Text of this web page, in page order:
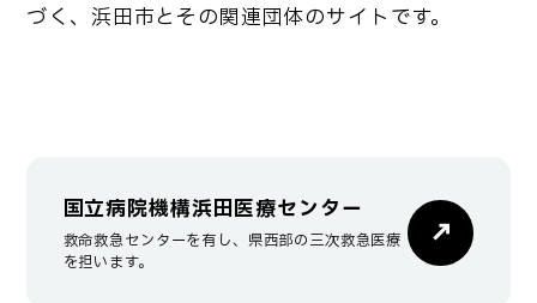
づく、浜田市とその関連団体のサイトです。
国立病院機構浜田医療センター
救命救急センターを有し、県西部の三次救急医療
を担います。